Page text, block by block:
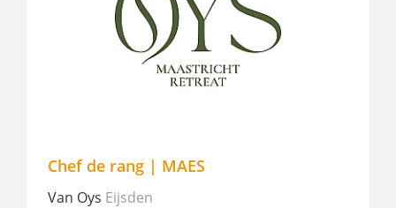
Chef de rang | MAES
Van Oys Eijsden